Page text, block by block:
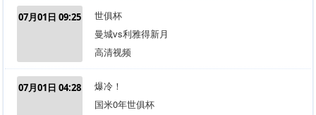
07月01日 09:25
世俱杯
曼城vs利雅得新月
高清视频
07月01日 04:28
爆冷！
国米0年世俱杯